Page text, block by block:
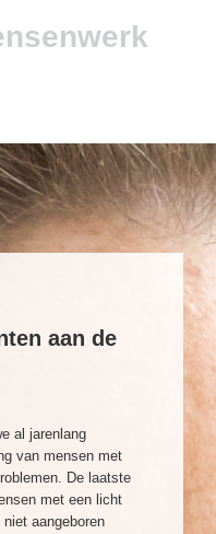
aan de
al jarenlang
van mensen met
De laatste
met een licht
aangeboren